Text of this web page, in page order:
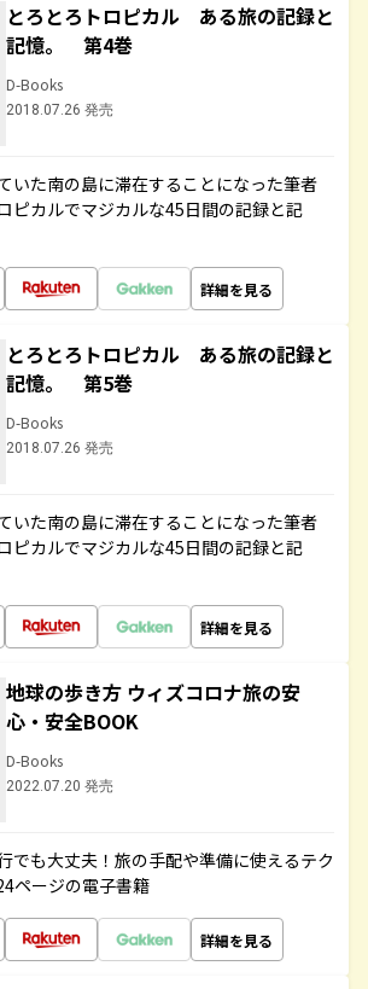
とろとろトロピカル ある旅の記録と
記憶。 第4巻
D-Books
2018.07.26 発売
いた南の島に滞在することになった筆者
ピカルでマジカルな45日間の記録と記
詳細を見る
とろとろトロピカル ある旅の記録と
記憶。 第5巻
D-Books
2018.07.26 発売
いた南の島に滞在することになった筆者
ピカルでマジカルな45日間の記録と記
詳細を見る
地球の歩き方 ウィズコロナ旅の安
心・安全BOOK
D-Books
2022.07.20 発売
でも大丈夫！旅の手配や準備に使えるテク
ページの電子書籍
詳細を見る